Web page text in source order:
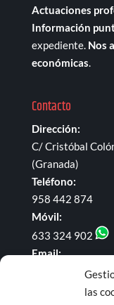
las
Actuaciones
Información
expediente. Nos
económicas.
Contacto
Dirección:
C/ Cristóbal
(Granada)
Teléfono:
958 442 874
Móvil:
633 324 902
Email: